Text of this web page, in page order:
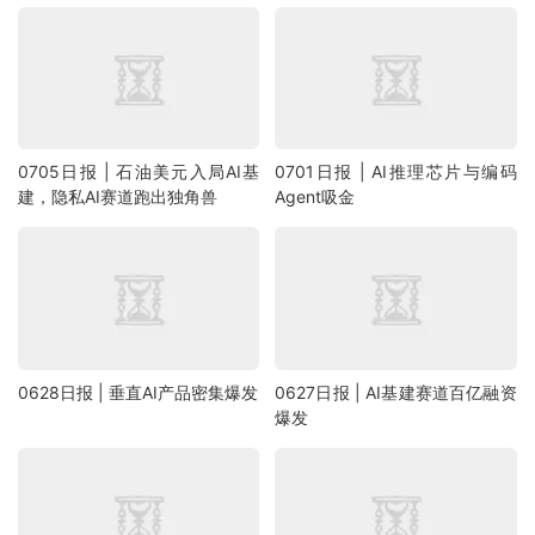
0705日报 | 石油美元入局AI基
建，隐私AI赛道跑出独角兽
0701日报 | AI推理芯片与编码
Agent吸金
0628日报 | 垂直AI产品密集爆发
0627日报 | AI基建赛道百亿融资
爆发